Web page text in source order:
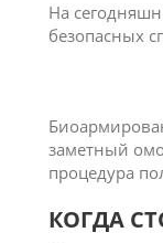
На
безопасных
заметный
процедура
КОГДА